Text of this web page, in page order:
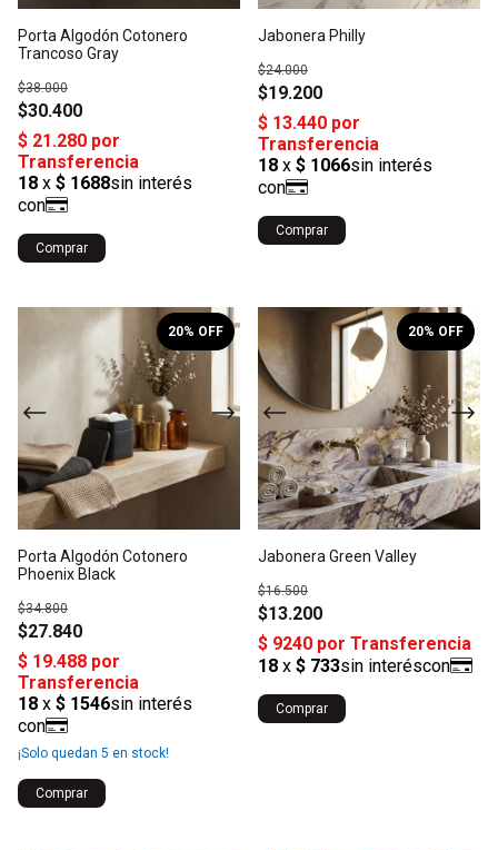
Porta Algodón Cotonero
Trancoso Gray
$30.400
$38.000
Jabonera Philly
$19.200
$24.000
Comprar
1/2
Porta Algodón Cotonero
Phoenix Black
$27.840
$34.800
20% OFF
¡Solo quedan 5 en stock!
/10
Jabonera Green Valley
$13.200
$16.500
20% OFF
Comprar